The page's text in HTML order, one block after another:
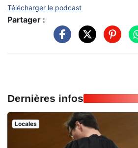
Télécharger le podcast
Partager :
Dernières infos
Locales